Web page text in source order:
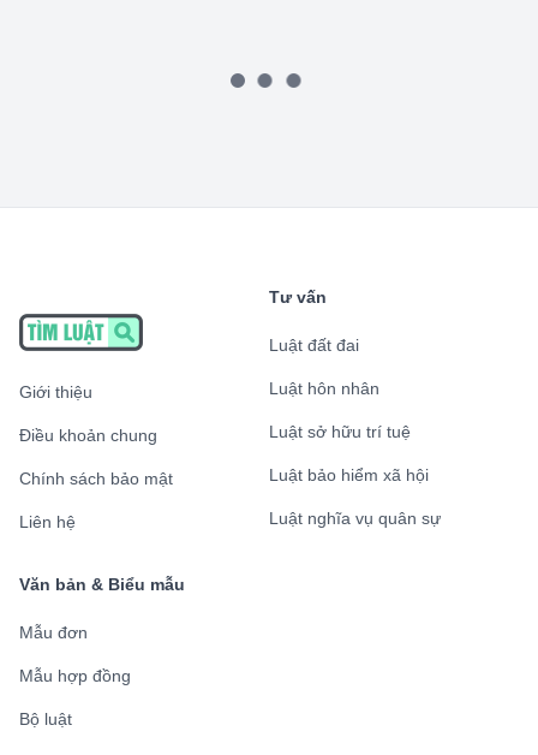
Giới thiệu
Điều khoản chung
Chính sách bảo mật
Liên hệ
Tư vấn
Luật đất đai
Luật hôn nhân
Luật sở hữu trí tuệ
Luật bảo hiểm xã hội
Luật nghĩa vụ quân sự
Văn bản & Biểu mẫu
Mẫu đơn
Mẫu hợp đồng
Bộ luật